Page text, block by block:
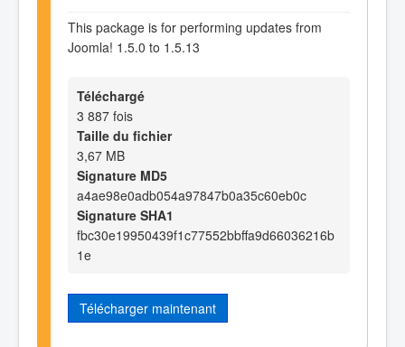
This package is for performing updates from
Joomla! 1.5.0 to 1.5.13
Téléchargé
3 887 fois
Taille du fichier
3,67 MB
Signature MD5
a4ae98e0adb054a97847b0a35c60eb0c
Signature SHA1
fbc30e19950439f1c77552bbffa9d66036216b
1e
Télécharger maintenant